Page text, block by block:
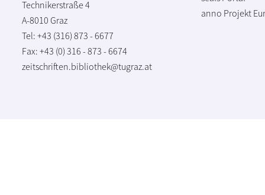
Technikerstraße 4
A-8010 Graz
Tel: +43 (316) 873 - 6677
Fax: +43 (0) 316 - 873 - 6674
zeitschriften.bibliothek@tugraz.at
anno Projekt